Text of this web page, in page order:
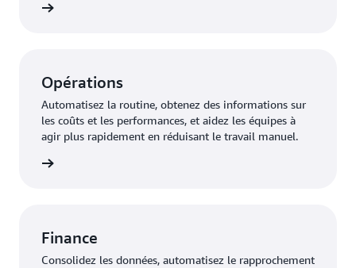
Opérations
Automatisez la routine, obtenez des informations sur
les coûts et les performances, et aidez les équipes à
agir plus rapidement en réduisant le travail manuel.
Finance
Consolidez les données, automatisez le rapprochement